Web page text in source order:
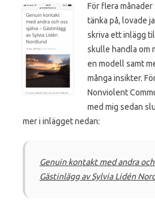
För flera
tänka på, lovade
skriva ett inlägg
skulle handla om
en modell samt
många insikter.
Nonviolent
med mig sedan
mer i inlägget nedan:
Genuin kontakt med andra och
Gästinlägg av Sylvia Lidén